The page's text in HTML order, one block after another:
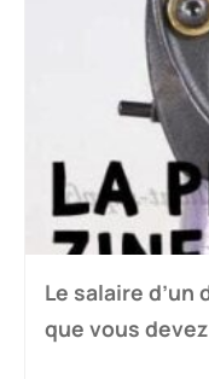
Le salaire
que vous